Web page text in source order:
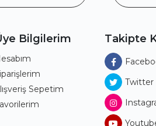
Bilgilerim
Sepetim
Takipte
Twitter